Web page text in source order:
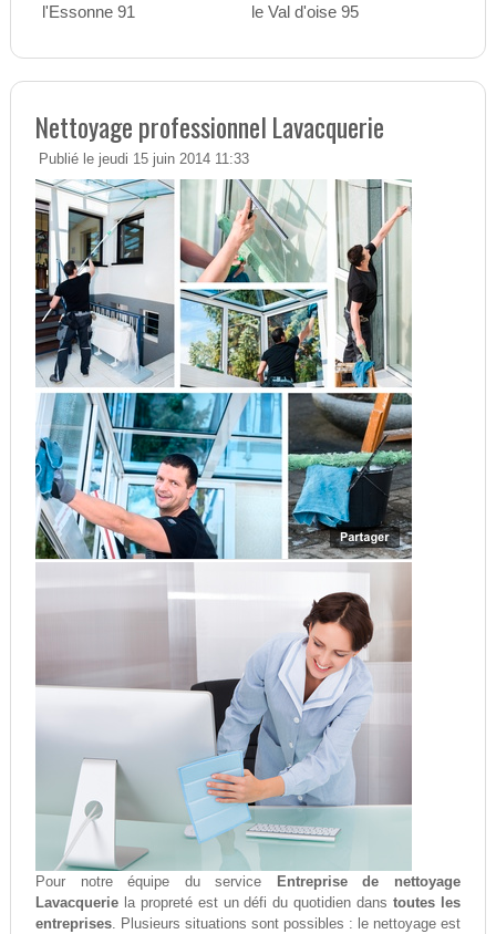
l'Essonne 91
le Val d'oise 95
Nettoyage professionnel Lavacquerie
Publié le jeudi 15 juin 2014 11:33
Pour notre équipe du service
Entreprise de nettoyage
Lavacqueriela propreté est un défi du quotidien danstoutes les
entreprises. Plusieurs situations sont possibles : le nettoyage est